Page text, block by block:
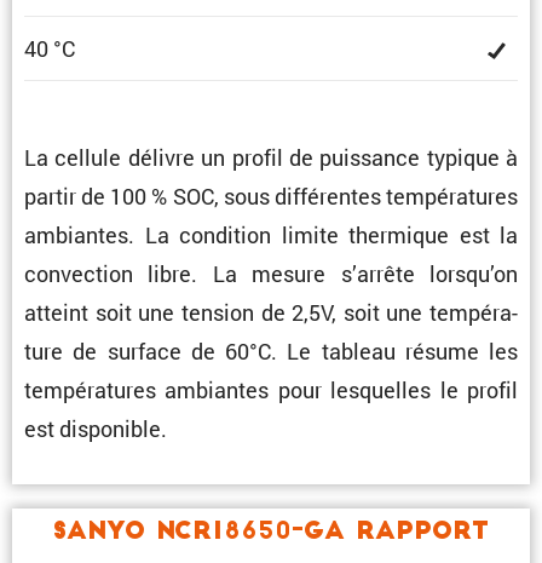
40 °C
La cellule délivre un profil de puissance typique à
partir de 100 % SOC, sous diffé­rentes tempé­ra­tures
ambiantes. La condi­tion limite thermique est la
convec­tion libre. La mesure s’arrête lorsqu’on
atteint soit une tension de 2,5V, soit une tempé­ra­
ture de surface de 60°C. Le tableau résume les
tempé­ra­tures ambiantes pour lesquelles le profil
est disponible.
Sanyo NCR18650-GA Rapport